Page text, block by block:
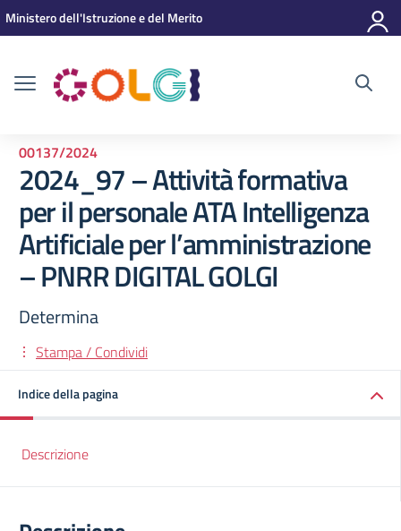
Vai ai contenuti
Vai al menu di navigazione
Vai al footer
Ministero dell'Istruzione e del Merito
00137/2024
2024_97 – Attività formativa
per il personale ATA Intelligenza
Artificiale per l’amministrazione
– PNRR DIGITAL GOLGI
Determina
Stampa / Condividi
Indice della pagina
Descrizione